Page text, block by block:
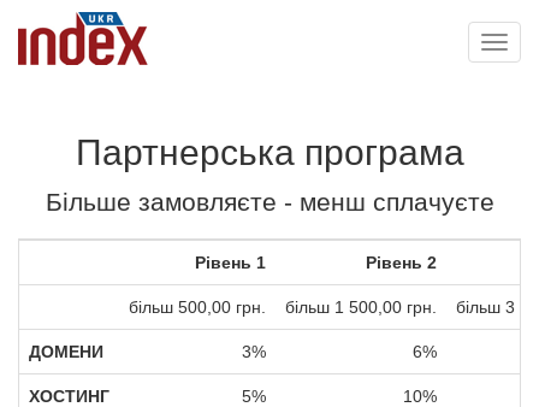
Партнерська програма
Більше замовляєте - менш сплачуєте
Рівень 1 Рівень 2
більш 500,00 грн. більш 1 500,00 грн. більш 3
ДОМЕНИ 3% 6%
ХОСТИНГ 5% 10%